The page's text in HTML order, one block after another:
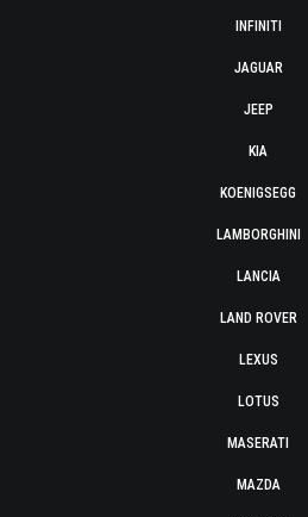
INFINITI
JAGUAR
JEEP
KIA
KOENIGSEGG
LAMBORGHINI
LANCIA
LAND ROVER
LEXUS
LOTUS
MASERATI
MAZDA